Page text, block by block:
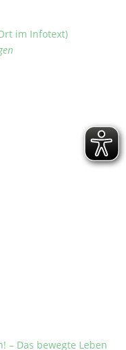
im Infotext)
– Das bewegte Leben